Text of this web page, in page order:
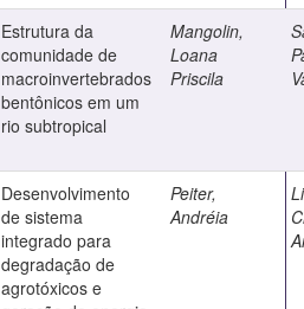
Estrutura da
comunidade de
macroinvertebrados
bentônicos em um
rio subtropical
Mangolin,
Loana
Priscila
Desenvolvimento
de sistema
integrado para
degradação de
agrotóxicos e
Peiter,
Andréia